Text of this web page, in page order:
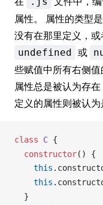
属性。 属性的类型
没有在那里定义，
undefined 或
些赋值中所有右侧
属性总是被认为存
定义的属性则被认为
class C {
  constructor
() {
    this
.
    this
.
  }